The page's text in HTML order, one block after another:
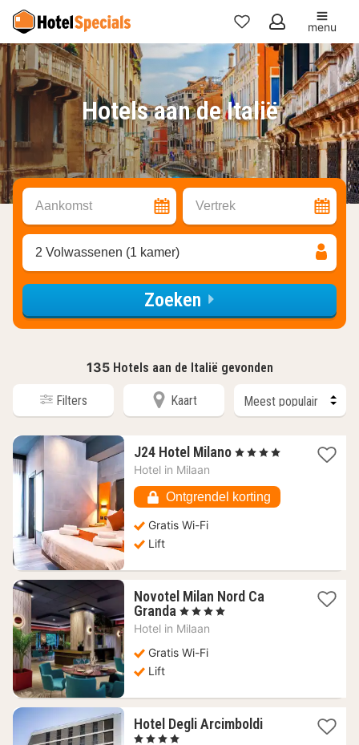
Mijn
favorieten
menu
Hotels aan de Italië
Aankomst Vertrek
2 Volwassenen (1 kamer)
Zoeken
135 Hotels aan de Italië gevonden
Filters Kaart
J24 Hotel Milano 1
65,28
€
, 4 Sterren
Hotel in Milaan
Ontgrendel korting
Gratis Wi-Fi
Lift
Novotel Milan Nord Ca
Granda 1
nacht
43,08
, 4 Sterren
Hotel in Milaan
Gratis Wi-Fi
Lift
Hotel Degli Arcimboldi1
, 4 Sterren